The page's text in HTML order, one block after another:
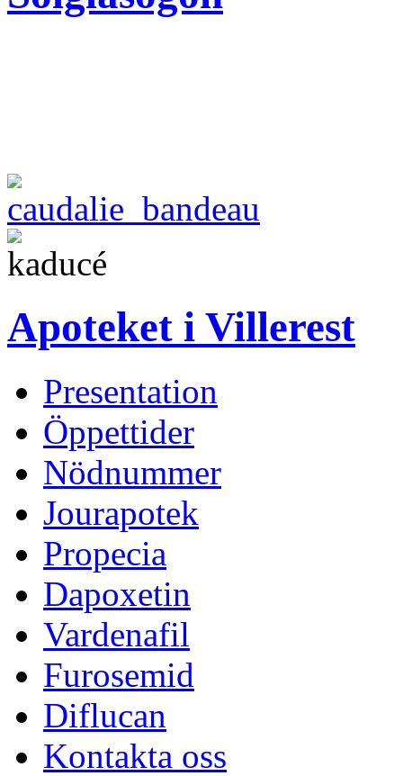
Apoteket i Villerest
Presentation
Öppettider
Nödnummer
Jourapotek
Propecia
Dapoxetin
Vardenafil
Furosemid
Diflucan
Kontakta oss